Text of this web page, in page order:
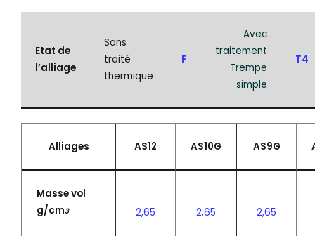
Etat de
l’alliage
Sans
traité
thermique
F
Avec
traitement
Trempe
simple
T4
Alliages AS12 AS10G AS9G
Masse vol
g/cm3 2,65 2,65 2,65